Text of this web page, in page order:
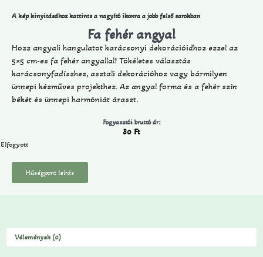
A kép kinyitásához kattints a nagyító ikonra a jobb felső sarokban
Fa fehér angyal
Hozz angyali hangulatot karácsonyi dekorációidhoz ezzel az
5×5 cm-es fa fehér angyallal! Tökéletes választás
karácsonyfadíszhez, asztali dekorációhoz vagy bármilyen
ünnepi kézműves projekthez. Az angyal forma és a fehér szín
békét és ünnepi harmóniát áraszt.
Fogyasztói bruttó ár:
80 Ft
Elfogyott
Hűségpont leírás
Vélemények (0)